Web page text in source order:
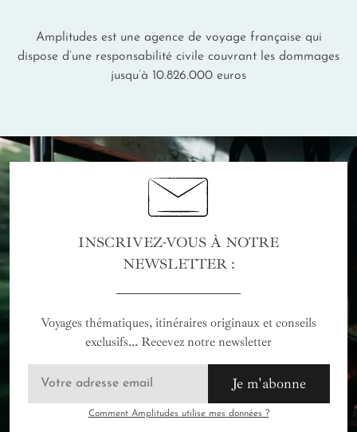
Amplitudes est une agence de voyage française qui
dispose d’une responsabilité civile couvrant les dommages
jusqu’à 10.826.000 euros
INSCRIVEZ-VOUS À NOTRE
NEWSLETTER :
Voyages thématiques, itinéraires originaux et conseils
exclusifs... Recevez notre newsletter
Je m'abonne
Comment Amplitudes utilise mes données ?